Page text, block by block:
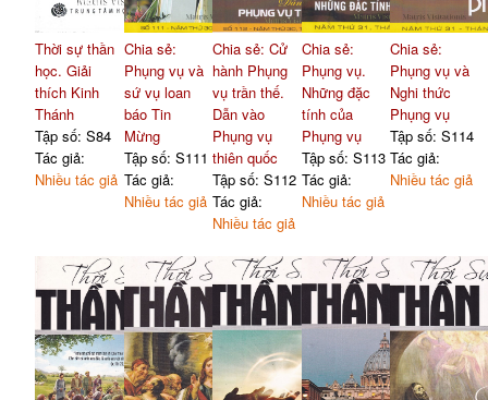
Thời sự thần
học. Giải
thích Kinh
Thánh
Tập số: S84
Tác giả:
Nhiều tác giả
Chia sẻ:
Phụng vụ và
sứ vụ loan
báo Tin
Mừng
Tập số: S111
Tác giả:
Nhiều tác giả
Chia sẻ: Cử
hành Phụng
vụ trần thế.
Dẫn vào
Phụng vụ
thiên quốc
Tập số: S112
Tác giả:
Nhiều tác giả
Chia sẻ:
Phụng vụ.
Những đặc
tính của
Phụng vụ
Tập số: S113
Tác giả:
Nhiều tác giả
Chia sẻ:
Phụng vụ và
Nghi thức
Phụng vụ
Tập số: S114
Tác giả:
Nhiều tác giả